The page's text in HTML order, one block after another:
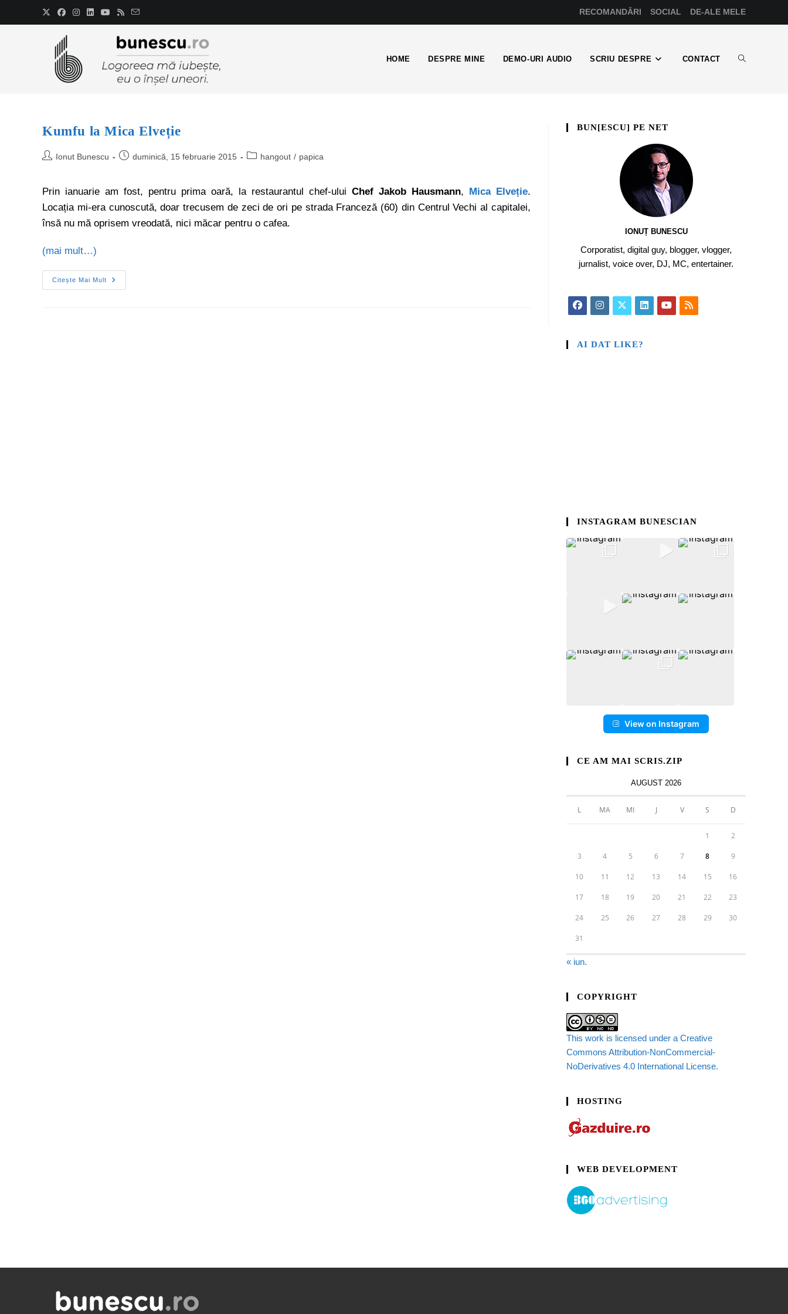
RECOMANDĂRI SOCIAL DE-ALE MELE
HOME DESPRE MINE DEMO-URI AUDIO SCRIU DESPRE CONTACT
Kumfu la Mica Elveție
Ionut Bunescu duminică, 15 februarie 2015 hangout / papica
Prin ianuarie am fost, pentru prima oară, la restaurantul chef-ului Chef Jakob Hausmann, Mica Elveție.
Locația mi-era cunoscută, doar trecusem de zeci de ori pe strada Franceză (60) din Centrul Vechi al capitalei,
însă nu mă oprisem vreodată, nici măcar pentru o cafea.
(mai mult…)
Citește Mai Mult
BUN[ESCU] PE NET
IONUȚ BUNESCU
Corporatist, digital guy, blogger, vlogger,
jurnalist, voice over, DJ, MC, entertainer.
AI DAT LIKE?
INSTAGRAM BUNESCIAN
View on Instagram
CE AM MAI SCRIS.ZIP
AUGUST 2026
L MA MI J V S D
1 2
3 4 5 6 7 8 9
10 11 12 13 14 15 16
17 18 19 20 21 22 23
24 25 26 27 28 29 30
31
« iun.
COPYRIGHT
This work is licensed under a Creative
Commons Attribution-NonCommercial-
NoDerivatives 4.0 International License.
HOSTING
WEB DEVELOPMENT